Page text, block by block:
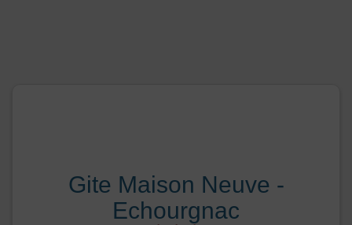
Gite Maison Neuve -
Echourgnac